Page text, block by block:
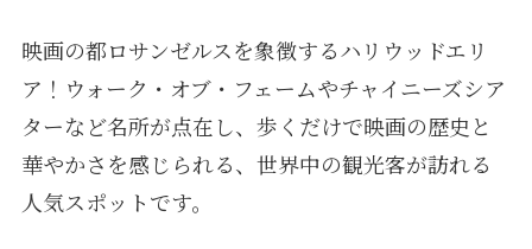
映画の都ロサンゼルスを象徴するハリウッドエリ
ア！ウォーク・オブ・フェームやチャイニーズシア
ターなど名所が点在し、歩くだけで映画の歴史と
華やかさを感じられる、世界中の観光客が訪れる
人気スポットです。